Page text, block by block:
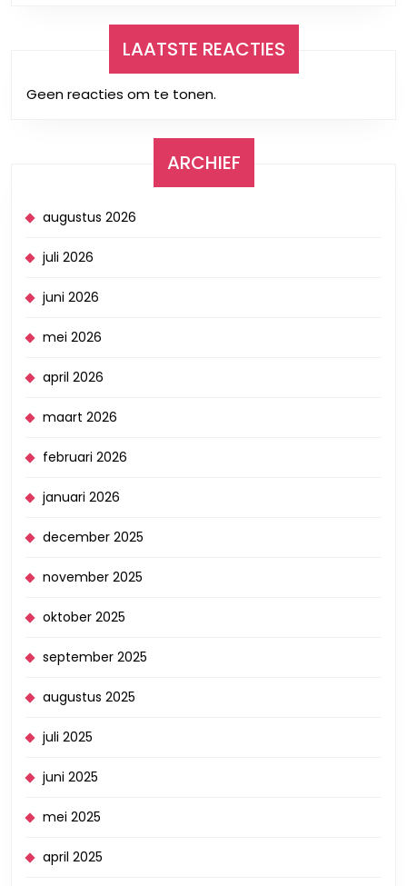
LAATSTE REACTIES
Geen reacties om te tonen.
ARCHIEF
augustus 2026
juli 2026
juni 2026
mei 2026
april 2026
maart 2026
februari 2026
januari 2026
december 2025
november 2025
oktober 2025
september 2025
augustus 2025
juli 2025
juni 2025
mei 2025
april 2025